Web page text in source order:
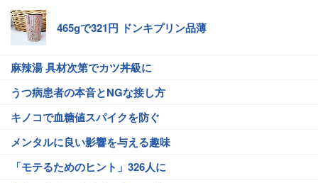
465gで321円 ドンキプリン品薄
麻辣湯 具材次第でカツ丼級に
うつ病患者の本音とNGな接し方
キノコで血糖値スパイクを防ぐ
メンタルに良い影響を与える趣味
「モテるためのヒント」326人に